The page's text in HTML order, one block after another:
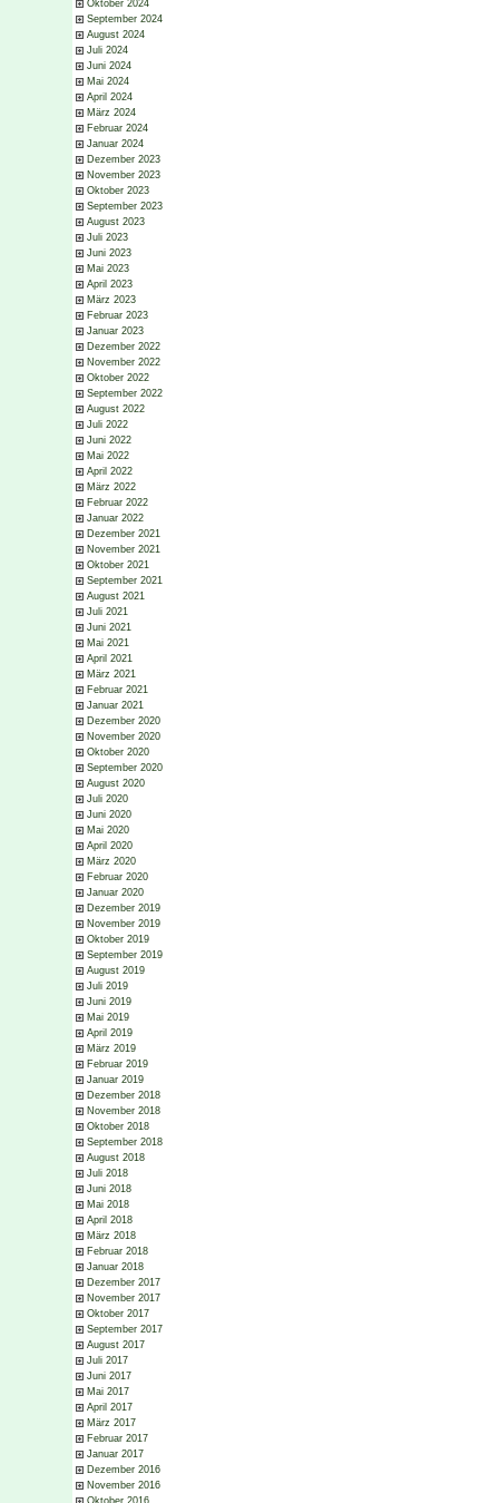
Oktober 2024
September 2024
August 2024
Juli 2024
Juni 2024
Mai 2024
April 2024
März 2024
Februar 2024
Januar 2024
Dezember 2023
November 2023
Oktober 2023
September 2023
August 2023
Juli 2023
Juni 2023
Mai 2023
April 2023
März 2023
Februar 2023
Januar 2023
Dezember 2022
November 2022
Oktober 2022
September 2022
August 2022
Juli 2022
Juni 2022
Mai 2022
April 2022
März 2022
Februar 2022
Januar 2022
Dezember 2021
November 2021
Oktober 2021
September 2021
August 2021
Juli 2021
Juni 2021
Mai 2021
April 2021
März 2021
Februar 2021
Januar 2021
Dezember 2020
November 2020
Oktober 2020
September 2020
August 2020
Juli 2020
Juni 2020
Mai 2020
April 2020
März 2020
Februar 2020
Januar 2020
Dezember 2019
November 2019
Oktober 2019
September 2019
August 2019
Juli 2019
Juni 2019
Mai 2019
April 2019
März 2019
Februar 2019
Januar 2019
Dezember 2018
November 2018
Oktober 2018
September 2018
August 2018
Juli 2018
Juni 2018
Mai 2018
April 2018
März 2018
Februar 2018
Januar 2018
Dezember 2017
November 2017
Oktober 2017
September 2017
August 2017
Juli 2017
Juni 2017
Mai 2017
April 2017
März 2017
Februar 2017
Januar 2017
Dezember 2016
November 2016
Oktober 2016